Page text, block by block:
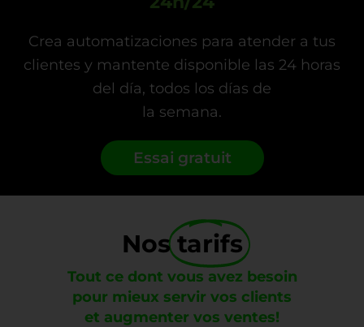
Crea automatizaciones para atender a tus
clientes y mantente disponible las 24 horas
del día, todos los días de
la semana.
Essai gratuit
Nostarifs
Tout ce dont vous avez besoin
pour mieux servir vos clients
et augmenter vos ventes!